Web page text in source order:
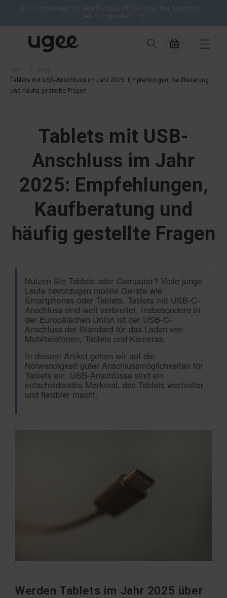
Warenkorb
Tablets mit USB-Anschluss im Jahr 2025: Empfehlungen, Kaufberatung
und häufig gestellte Fragen
Tablets mit USB-
Anschluss im Jahr
2025: Empfehlungen,
Kaufberatung und
häufig gestellte Fragen
Nutzen Sie Tablets oder Computer? Viele junge
Leute bevorzugen mobile Geräte wie
Smartphones oder Tablets. Tablets mit USB-C-
Anschluss sind weit verbreitet. Insbesondere in
der Europäischen Union ist der USB-C-
Anschluss der Standard für das Laden von
Mobiltelefonen, Tablets und Kameras.
In diesem Artikel gehen wir auf die
Notwendigkeit guter Anschlussmöglichkeiten für
Tablets ein. USB-Anschlüsse sind ein
entscheidendes Merkmal, das Tablets wertvoller
und flexibler macht.
Werden Tablets im Jahr 2025 über